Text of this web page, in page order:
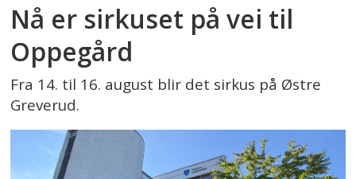
Nå er sirkuset på vei til
Oppegård
Fra 14. til 16. august blir det sirkus på Østre
Greverud.